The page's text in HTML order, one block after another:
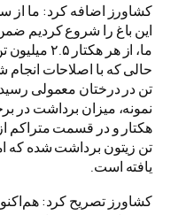
این باغ را شروع کردیم ضمن
ما، از هر
تن در درختان معمولی
یافته است.
کشاورز تصریح کرد: